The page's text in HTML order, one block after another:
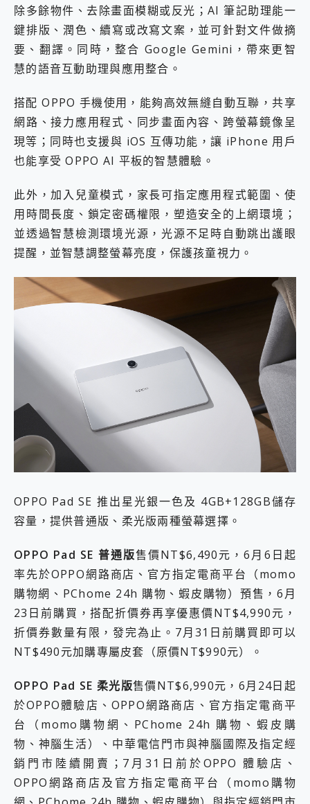
除多餘物件、去除畫面模糊或反光；AI 筆記助理能一
鍵排版、潤色、續寫或改寫文案，並可針對文件做摘
要、翻譯。同時，整合 Google Gemini，帶來更智
慧的語音互動助理與應用整合。
搭配 OPPO 手機使用，能夠高效無縫自動互聯，共享
網路、接力應用程式、同步畫面內容、跨螢幕鏡像呈
現等；同時也支援與 iOS 互傳功能，讓 iPhone 用戶
也能享受 OPPO AI 平板的智慧體驗。
此外，加入兒童模式，家長可指定應用程式範圍、使
用時間長度、鎖定密碼權限，塑造安全的上網環境；
並透過智慧檢測環境光源，光源不足時自動跳出護眼
提醒，並智慧調整螢幕亮度，保護孩童視力。
OPPO Pad SE 推出星光銀一色及 4GB+128GB儲存
容量，提供普通版、柔光版兩種螢幕選擇。
OPPO Pad SE 普通版售價NT$6,490元，6月6日起
率先於OPPO網路商店、官方指定電商平台（momo
購物網、PChome 24h 購物、蝦皮購物）預售，6月
23日前購買，搭配折價券再享優惠價NT$4,990元，
折價券數量有限，發完為止。7月31日前購買即可以
NT$490元加購專屬皮套（原價NT$990元）。
OPPO Pad SE 柔光版售價NT$6,990元，6月24日起
於OPPO體驗店、OPPO網路商店、官方指定電商平
台（momo購物網、PChome 24h 購物、蝦皮購
物、神腦生活）、中華電信門市與神腦國際及指定經
銷門市陸續開賣；7月31日前於OPPO 體驗店、
OPPO網路商店及官方指定電商平台（momo購物